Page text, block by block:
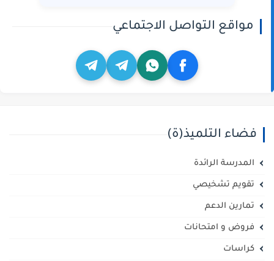
مواقع التواصل الاجتماعي
فضاء التلميذ(ة)
المدرسة الرائدة
تقويم تشخيصي
تمارين الدعم
فروض و امتحانات
كراسات